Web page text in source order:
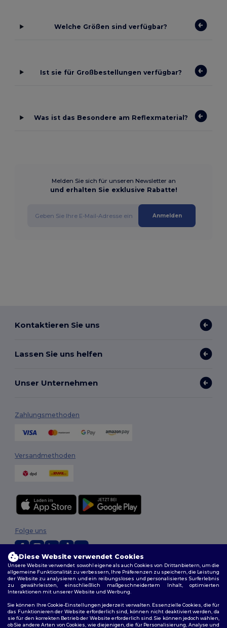
Welche Größen sind verfügbar?
Ist sie für Großbestellungen verfügbar?
Was ist das Besondere am Reflexmaterial?
Melden Sie sich für unseren Newsletter an
und erhalten Sie exklusive Rabatte!
Anmelden
Kontaktieren Sie uns
Lassen Sie uns helfen
Unser Unternehmen
Zahlungsmethoden
Versandmethoden
2026. Alle Rechte vorbehalten
Allgemeine Geschäftsbedingungen|Personalisierungsrichtlinien|
Datenschutzbestimmungen|Cookie-Richtlinie|Site Map
Folge uns
Diese Website verwendet Cookies
Unsere Website verwendet sowohl eigene als auch Cookies von Drittanbietern, um die
allgemeine Funktionalität zu verbessern, Ihre Präferenzen zu speichern, die Leistung
der Website zu analysieren und ein reibungsloses und personalisiertes Surferlebnis
zu gewährleisten, einschließlich maßgeschneidertem Inhalt, optimierten
Interaktionen mit unserer Website und Werbung.
Sie können Ihre Cookie-Einstellungen jederzeit verwalten. Essenzielle Cookies, die für
das Funktionieren der Website erforderlich sind, können nicht deaktiviert werden, da
sie für den korrekten Betrieb der Website erforderlich sind. Sie können jedoch wählen,
ob Sie andere Arten von Cookies, wie diejenigen, die für Personalisierung, Analyse und